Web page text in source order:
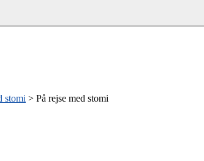
stomi > På rejse med stomi